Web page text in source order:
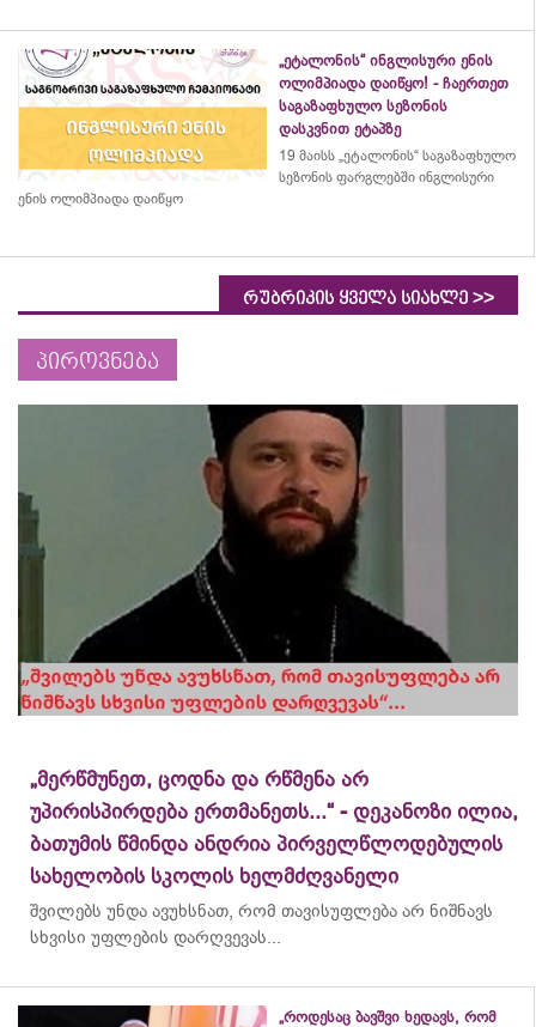
„ეტალონის“ ინგლისური ენის
ოლიმპიადა დაიწყო! - ჩაერთეთ
საგაზაფხულო სეზონის
დასკვნით ეტაპზე
19 მაისს „ეტალონის“ საგაზაფხულო
სეზონის ფარგლებში ინგლისური
ენის ოლიმპიადა დაიწყო
რუბრიკის ყველა სიახლე >>
პიროვნება
„მერწმუნეთ, ცოდნა და რწმენა არ
უპირისპირდება ერთმანეთს...“ - დეკანოზი ილია,
ბათუმის წმინდა ანდრია პირველწლოდებულის
სახელობის სკოლის ხელმძღვანელი
შვილებს უნდა ავუხსნათ, რომ თავისუფლება არ ნიშნავს
სხვისი უფლების დარღვევას...
„როდესაც ბავშვი ხედავს, რომ